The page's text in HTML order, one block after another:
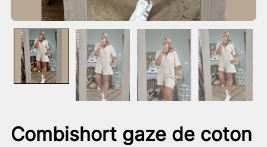
Combishort gaze de coton